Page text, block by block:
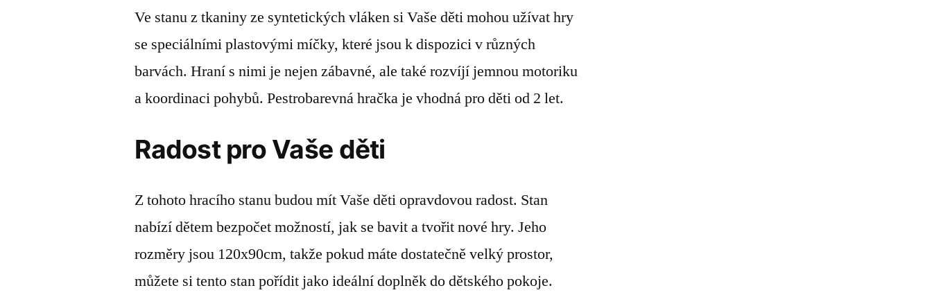
Ve stanu z tkaniny ze syntetických vláken si Vaše děti mohou užívat hry
se speciálními plastovými míčky, které jsou k dispozici v různých
barvách. Hraní s nimi je nejen zábavné, ale také rozvíjí jemnou motoriku
a koordinaci pohybů. Pestrobarevná hračka je vhodná pro děti od 2 let.
Radost pro Vaše děti
Z tohoto hracího stanu budou mít Vaše děti opravdovou radost. Stan
nabízí dětem bezpočet možností, jak se bavit a tvořit nové hry. Jeho
rozměry jsou 120x90cm, takže pokud máte dostatečně velký prostor,
můžete si tento stan pořídit jako ideální doplněk do dětského pokoje.